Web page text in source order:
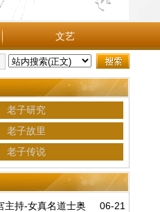
文艺
老子研究
老子故里
老子传说
06-21
主持-女真名道士奥